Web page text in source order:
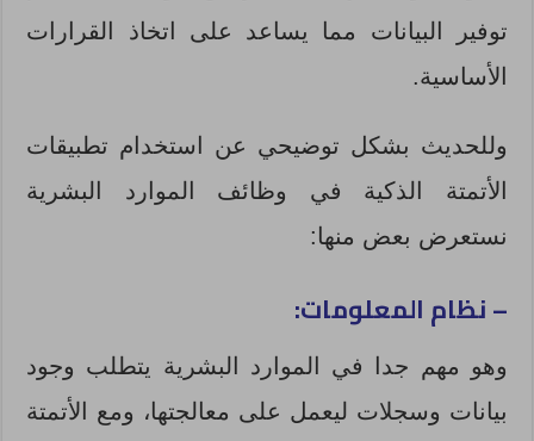
توفير البيانات مما يساعد على اتخاذ القرارات
الأساسية.
وللحديث بشكل توضيحي عن استخدام تطبيقات
الأتمتة الذكية في وظائف الموارد البشرية
نستعرض بعض منها:
– نظام المعلومات:
وهو مهم جدا في الموارد البشرية يتطلب وجود
بيانات وسجلات ليعمل على معالجتها، ومع الأتمتة